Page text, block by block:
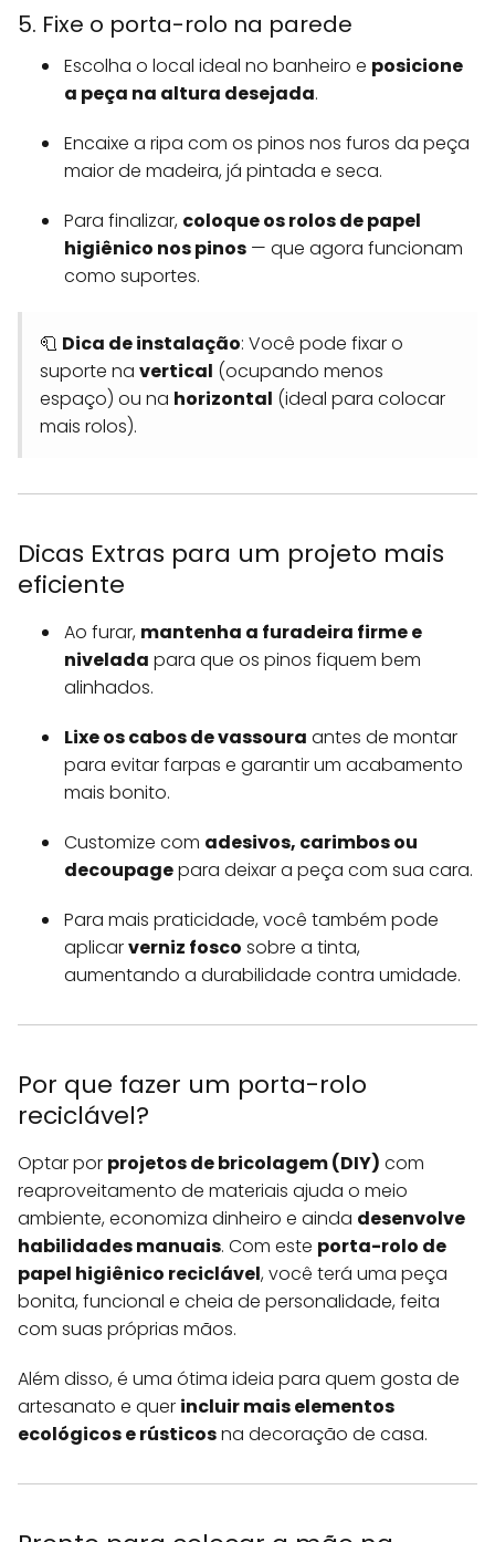
5. Fixe o porta-rolo na parede
Escolha o local ideal no banheiro e posicione
a peça na altura desejada.
Encaixe a ripa com os pinos nos furos da peça
maior de madeira, já pintada e seca.
Para finalizar, coloque os rolos de papel
higiênico nos pinos — que agora funcionam
como suportes.
🧻 Dica de instalação: Você pode fixar o
suporte na vertical (ocupando menos
espaço) ou na horizontal (ideal para colocar
mais rolos).
Dicas Extras para um projeto mais
eficiente
Ao furar, mantenha a furadeira firme e
nivelada para que os pinos fiquem bem
alinhados.
Lixe os cabos de vassoura antes de montar
para evitar farpas e garantir um acabamento
mais bonito.
Customize com adesivos, carimbos ou
decoupagepara deixar a peça com sua cara.
Para mais praticidade, você também pode
aplicarverniz fosco sobre a tinta,
aumentando a durabilidade contra umidade.
Por que fazer um porta-rolo
reciclável?
Optar por projetos de bricolagem (DIY) com
reaproveitamento de materiais ajuda o meio
ambiente, economiza dinheiro e ainda desenvolve
habilidades manuais. Com este porta-rolo de
papel higiênico reciclável, você terá uma peça
bonita, funcional e cheia de personalidade, feita
com suas próprias mãos.
Além disso, é uma ótima ideia para quem gosta de
artesanato e quer incluir mais elementos
ecológicos e rústicosna decoração de casa.